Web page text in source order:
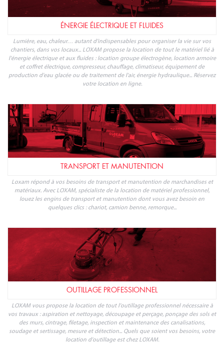
ÉNERGIE ÉLECTRIQUE ET FLUIDES
Lumière, eau, chaleur… autant d'indispensables pour organiser la vie sur vos
chantiers, dans vos locaux... LOXAM propose la location de tout le matériel lié à
l'énergie électrique et aux fluides : location groupe électrogène, location armoire
et coffret électrique, compresseur, chauffage, climatiseur, équipement de
production d'eau glacée ou de traitement de l'air, énergie hydraulique... Réservez
votre location en ligne.
TRANSPORT ET MANUTENTION
Loxam répond à vos besoins de transport et manutention de marchandises et
matériaux. Avec LOXAM, spécialiste de la location de matériel professionnel,
louez les engins de transport et manutention dont vous avez besoin en
quelques clics : chariot, camion benne, remorque...
OUTILLAGE PROFESSIONNEL
LOXAM vous propose la location de tout l'outillage professionnel nécessaire à
vos travaux : aspiration et nettoyage, découpage et perçage, ponçage des sols et
des murs, cintrage, filetage, inspection et maintenance des canalisations,
soudage et sertissage, mesure et détection... Quels que soient vos besoins, votre
location d'outillage est chez LOXAM.